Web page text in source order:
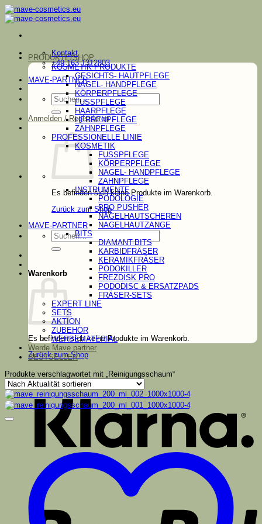
Zum
Inhalt
springen
Kontakt
+49 163 1312803
MAVE-PARTNER
Suchen
nach:
Anmelden / Registrieren
Es befinden sich keine Produkte im Warenkorb.
Zurück zum Shop
MAVE-PARTNER
Suchen
nach:
Warenkorb
Es befinden sich keine Produkte im Warenkorb.
Zurück zum Shop
PRODUKTE/SHOP
KOSMETIK PRODUKTE
GESICHTS- HAUTPFLEGE
NAGEL- HANDPFLEGE
KÖRPERPFLEGE
FUSSPFLEGE
HAARPFLEGE
HERRENPFLEGE
ZAHNPFLEGE
PROFESSIONELLE LINIE
KOSMETIK
FUSSPFLEGE
KÖRPERPFLEGE
NAGEL- HANDPFLEGE
ZAHNPFLEGE
INSTRUMENTE
PODOLOGIE
PRO PUSHER
NAGELHAUTSCHEREN
NAGELHAUTZANGE
BITS
DIAMANT-BITS
KARBIDFRÄSER
KERAMIKFRÄSER
PODOKILLER
FREZDISK PRO
PODODISC & ERSATZPADS
FRÄSER-SETS
EXPERT LINE
SETS
AKTION
ZUBEHÖR
WERBEMATERIAL
Werde Mave partner
BESTSELLER
Produkte verschlagwortet mit „Reinigungsschaum“